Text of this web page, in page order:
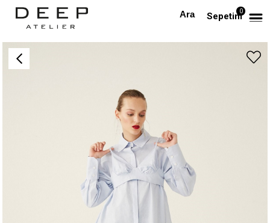
Sepetim0
Anasayfa Çizgili Pamuklu Oversize Gömlek Büstiyer Takım